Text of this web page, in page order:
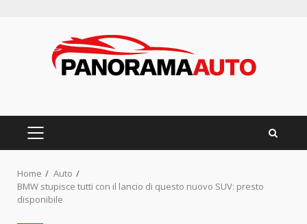
PRIMARY
Home
Auto
BMW stupisce tutti con il lancio di questo nuovo SUV: presto
disponibile